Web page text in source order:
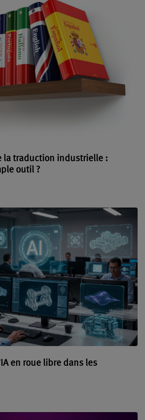
la traduction industrielle :
outil ?
en roue libre dans les